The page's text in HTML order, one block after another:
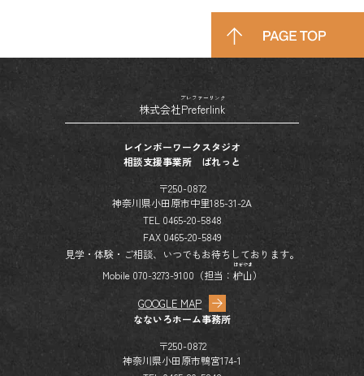
株式会社Preferlink
プレファーリンク
レインボーワークスタジオ
相談支援事業所 ぱれっと
〒250-0872
神奈川県小田原市中里185-31-2A
TEL 0465-20-5848
FAX 0465-20-5849
見学・体験・ご相談、いつでもお待ちしております。
Mobile 070-3273-9100（担当： 枦山
はぜやま
）
GOOGLE MAP
なないろホーム事務所
〒250-0872
神奈川県小田原市鴨宮174-1